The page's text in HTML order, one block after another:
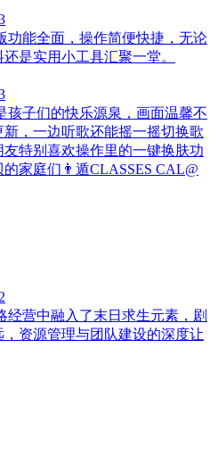
功能全面，操作简便快捷，无论
是实用小工具汇聚一堂。
孩子们的快乐源泉，画面温馨不
，一边听歌还能摇一摇切换歌
特别喜欢操作里的一键换肤功
家庭们👨‍遁️CLASSES CAL@
经营中融入了末日求生元素，剧
资源管理与团队建设的深度让